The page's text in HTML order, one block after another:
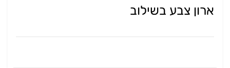
ארון צבע בשילוב